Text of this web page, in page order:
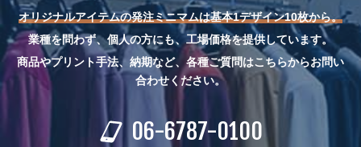
オリジナルアイテムの発注ミニマムは基本1デザイン10枚から。
業種を問わず、個人の方にも、工場価格を提供しています。
商品やプリント手法、納期など、各種ご質問はこちらからお問い
合わせください。
06-6787-0100